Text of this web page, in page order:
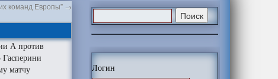
команд Европы” →
А против
матчу
Логин